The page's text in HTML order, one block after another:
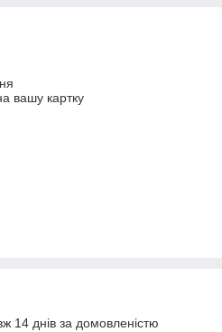
вашу картку
14 днів за домовленістю